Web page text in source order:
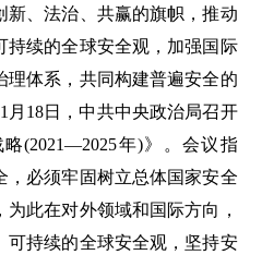
新、法治、共赢的旗帜，推动
持续的全球安全观，加强国际
理体系，共同构建普遍安全的
月18日，中共中央政治局召开
(2021—2025年)》。会议指
，必须牢固树立总体国家安全
此在对外领域和国际方向，
可持续的全球安全观，坚持安